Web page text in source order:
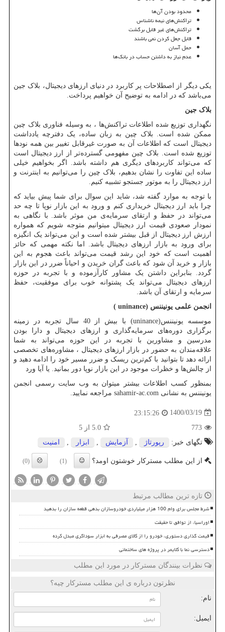
محدود بودن آن‌ها
تراکنش‌های نیمه ناشناس
تراکنش‌های غیر قابل برگشت
قابل جعل کردن نمی باشند
حمل آسان
عدم نیاز به داشتن حساب در بانک‌ها
یکی دیگر از اصطلاحات پر کاربرد در دنیای ارزهای دیجیتال، بلاک جین
می‌باشد که در ادامه به توضیح آن خواهیم پرداخت.
بلاک جین
نگهداری توزیع شده اطلاعات تراکنش‌ها ، به وسیله فناوری بلاک چین
ممکن شده است. بلاک چین به زبان ساده، یک دفترچه یادداشت
دیجیتال است که اطلاعات آن به صورت غیرقابل تغییر بین همه نودها
توزیع شده است. بلاک چین مفهومی گسترده‌تر از ارز دیجیتال است
که می‌تواند کاربردهای دیگری هم داشته باشد. اگر بخواهیم خیلی
ساده این تفاوت را نشان بدهیم، بلاک چین را می‌توانیم به اینترنت و
ارز دیجیتال را به موتور جستجو تشبیه کنیم.
با توجه به موارد گفته شد، شاید این سوال برای شما پیش بیاید که
چرا باید ارز دیجیتال خریداری کنم و ورود به این بازار نوپا تا چه حد
می‌تواند در حفظ و ارتقای سرمایه‌ی من موثر باشد. با نگاهی به
نمودار صعودی قیمت ارز دیجیتال میتوانیم متوجه شویم که همواره
ارزش ارز دیجیتال از قبل بیشتر شده است و این می‌تواند یک انگیزه
برای ورود به بازار ارزهای دیجیتال باشد. اما نکته مهمی ‌که حائز
اهمیت است که خود این رشد قیمت می‌تواند باعث هجوم به این
بازار و خرید آن شود که باعث گران خریدن و احیاناً ضرر در این بازار
گردد. بنابراین داشتن یک مشاور کارآزموده و با تجربه در حوزه
ارزهای دیجیتال می‌تواند یک پشتوانه خوب برای موفقیت، حفظ
سرمایه و ارتقای آن باشد.
انجمن علمی یونیننس (( uninance
موسسه یونیننس(uninance
) با بیش از 40 سال تجربه در زمینه
برگزاری دوره‌های سرمایه‌گذاری و ارزهای دیجیتال و دارا بودن
مدرسین و مشاورین با تجربه در این حوزه می‌تواند به شما
علاقه‌مندان به حضور در بازار ارزهای دیجیتال ، مشاوره‌های تخصصی
ارائه دهد تا بتوانید با کم‌ترین ریسک و ضرر مسیر خود را ادامه دهید و
از چالش‌ها و خظرات موجود در این بازار نوپا دور بمانید. یا آیا ورد
بمنظور کسب اطلاعات بیشتر میتوان به وب سایت رسمی انجمن
یونیننس به نشانی sahamir-ac.com مراجعه نمایید.
1400/03/19
23:15:26
773
5.0 از 5
تگهای خبر:
رپورتاژ , آزمایش , ابزار , امنیت
از این مطلب مسترکار خوشتون اومد؟ (1)
(0)
تازه ترین مطالب مرتبط
شرط مجلس برای وام 100 هزار میلیاردی خودروسازان بدهی قطعه سازان را بدهید
اوراسیا، از توافق تا حقیقت
قیمت گذاری دستوری، خودرو را از کالای مصرفی به ابزار سوداگری مبدل کرده
دسترسی نما با کلایمر در پروژه های ساختمانی
نظرات بینندگان مسترکار در مورد این مطلب
نظرتون درباره ی این مطلب مسترکار چیه؟
نام:
ایمیل: